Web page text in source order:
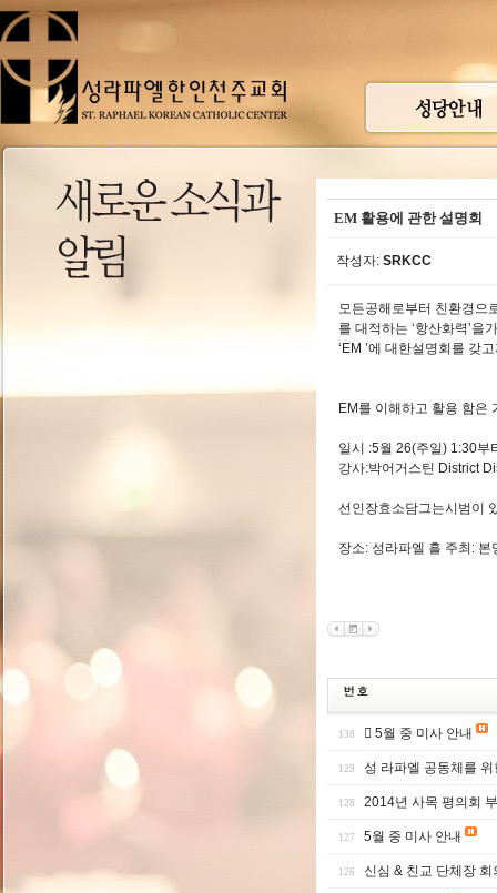
EM 활용에 관한 설명회
작성자: SRKCC
모든공해로부터 친환경으
를 대적하는 ‘항산화력’을
‘EM ’에 대한설명회를 갖
EM를 이해하고 활용 함은
일시 :5월 26(주일) 1:30부
강사:박어거스틴 District
선인장효소담그는시범이
장소: 성라파엘 흘 주최: 본
130  5월 중 미사 안내
129 성 라파엘 공동체를
128 2014년 사목 평의회
127 5월 중 미사 안내
126 신심 & 친교 단체장 회